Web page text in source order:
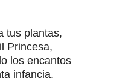
tus plantas,
Princesa,
los encantos
infancia.